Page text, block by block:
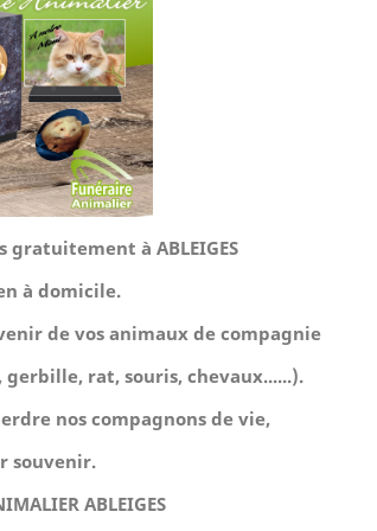
à ABLEIGES
à domicile.
de vos animaux de compagnie
rat, souris, chevaux......).
nos compagnons de vie,
souvenir.
ABLEIGES